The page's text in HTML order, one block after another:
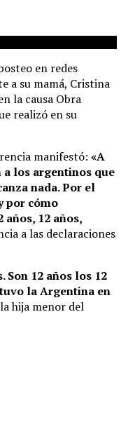
en redes
a su mamá, Cristina
la causa Obra
realizó en su
manifestó: «A
a los argentinos que
nada. Por el
por cómo
12 años,
a las declaraciones
Son 12 años los 12
la Argentina en
hija menor del
su enojo contra